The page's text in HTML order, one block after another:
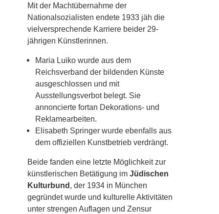
Mit der Machtübernahme der
Nationalsozialisten endete 1933 jäh die
vielversprechende Karriere beider 29-
jährigen Künstlerinnen.
Maria Luiko wurde aus dem
Reichsverband der bildenden Künste
ausgeschlossen und mit
Ausstellungsverbot belegt. Sie
annoncierte fortan Dekorations- und
Reklamearbeiten.
Elisabeth Springer wurde ebenfalls aus
dem offiziellen Kunstbetrieb verdrängt.
Beide fanden eine letzte Möglichkeit zur
künstlerischen Betätigung im Jüdischen
Kulturbund, der 1934 in München
gegründet wurde und kulturelle Aktivitäten
unter strengen Auflagen und Zensur